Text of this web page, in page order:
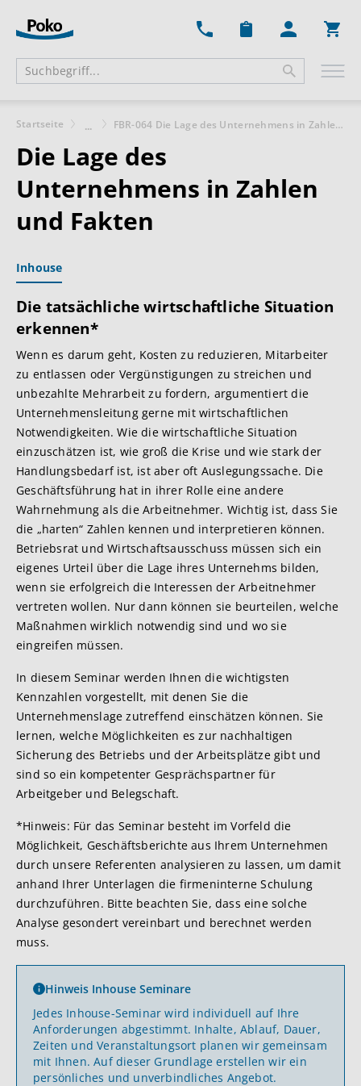
Startseite ... FBR-064 Die Lage des Unternehmens in Zahlen und Fakten
Die Lage des
Unternehmens in Zahlen
und Fakten
Inhouse
Die tatsächliche wirtschaftliche Situation
erkennen*
Wenn es darum geht, Kosten zu reduzieren, Mitarbeiter
zu entlassen oder Vergünstigungen zu streichen und
unbezahlte Mehrarbeit zu fordern, argumentiert die
Unternehmensleitung gerne mit wirtschaftlichen
Notwendigkeiten. Wie die wirtschaftliche Situation
einzuschätzen ist, wie groß die Krise und wie stark der
Handlungsbedarf ist, ist aber oft Auslegungssache. Die
Geschäftsführung hat in ihrer Rolle eine andere
Wahrnehmung als die Arbeitnehmer. Wichtig ist, dass Sie
die „harten“ Zahlen kennen und interpretieren können.
Betriebsrat und Wirtschaftsausschuss müssen sich ein
eigenes Urteil über die Lage ihres Unternehms bilden,
wenn sie erfolgreich die Interessen der Arbeitnehmer
vertreten wollen. Nur dann können sie beurteilen, welche
Maßnahmen wirklich notwendig sind und wo sie
eingreifen müssen.
In diesem Seminar werden Ihnen die wichtigsten
Kennzahlen vorgestellt, mit denen Sie die
Unternehmenslage zutreffend einschätzen können. Sie
lernen, welche Möglichkeiten es zur nachhaltigen
Sicherung des Betriebs und der Arbeitsplätze gibt und
sind so ein kompetenter Gesprächspartner für
Arbeitgeber und Belegschaft.
*Hinweis: Für das Seminar besteht im Vorfeld die
Möglichkeit, Geschäftsberichte aus Ihrem Unternehmen
durch unsere Referenten analysieren zu lassen, um damit
anhand Ihrer Unterlagen die firmeninterne Schulung
durchzuführen. Bitte beachten Sie, dass eine solche
Analyse gesondert vereinbart und berechnet werden
muss.
Hinweis Inhouse Seminare
Jedes Inhouse-Seminar wird individuell auf Ihre
Anforderungen abgestimmt. Inhalte, Ablauf, Dauer,
Zeiten und Veranstaltungsort planen wir gemeinsam
mit Ihnen. Auf dieser Grundlage erstellen wir ein
persönliches und unverbindliches Angebot.